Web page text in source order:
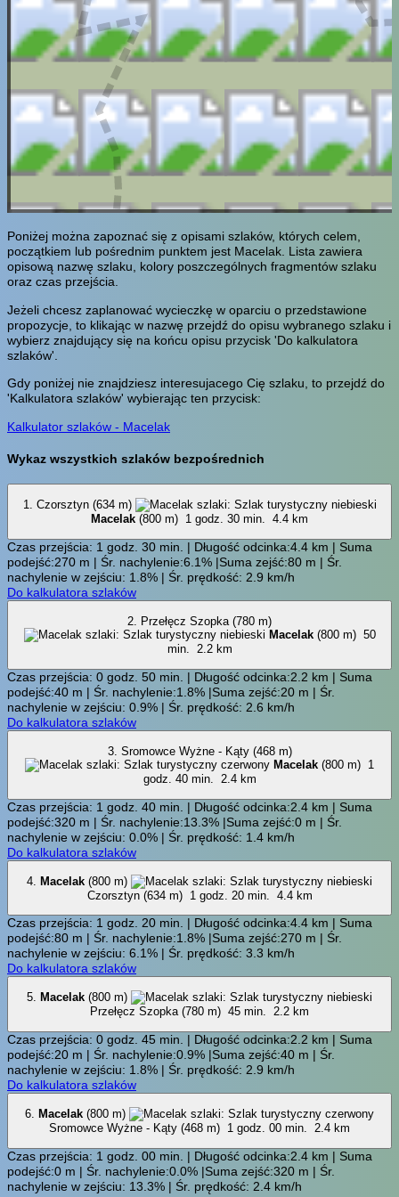
Poniżej można zapoznać się z opisami szlaków, których celem,
początkiem lub pośrednim punktem jest Macelak. Lista zawiera
opisową nazwę szlaku, kolory poszczególnych fragmentów szlaku
oraz czas przejścia.
Jeżeli chcesz zaplanować wycieczkę w oparciu o przedstawione
propozycje, to klikając w nazwę przejdź do opisu wybranego szlaku i
wybierz znajdujący się na końcu opisu przycisk 'Do kalkulatora
szlaków'.
Gdy poniżej nie znajdziesz interesujacego Cię szlaku, to przejdź do
'Kalkulatora szlaków' wybierając ten przycisk:
Kalkulator szlaków - Macelak
Wykaz wszystkich szlaków bezpośrednich
1. Czorsztyn (634 m)
Macelak (800 m) 1 godz. 30 min. 4.4 km
Czas przejścia: 1 godz. 30 min. | Długość odcinka:4.4 km | Suma
podejść:270 m | Śr. nachylenie:6.1% |Suma zejść:80 m | Śr.
nachylenie w zejściu: 1.8% | Śr. prędkość: 2.9 km/h
Do kalkulatora szlaków
Macelak(800 m) 50
min.
2.2 km
Czas przejścia: 0 godz. 50 min. | Długość odcinka:2.2 km | Suma
podejść:40 m | Śr. nachylenie:1.8% |Suma zejść:20 m | Śr.
nachylenie w zejściu: 0.9% | Śr. prędkość: 2.6 km/h
Do kalkulatora szlaków
3. Sromowce Wyżne - Kąty (468 m)
Macelak (800 m) 1
godz. 40 min.
2.4 km
Czas przejścia: 1 godz. 40 min. | Długość odcinka:2.4 km | Suma
podejść:320 m | Śr. nachylenie:13.3% |Suma zejść:0 m | Śr.
nachylenie w zejściu: 0.0% | Śr. prędkość: 1.4 km/h
Do kalkulatora szlaków
4. Macelak (800 m)
Czorsztyn (634 m) 1 godz. 20 min. 4.4 km
Czas przejścia: 1 godz. 20 min. | Długość odcinka:4.4 km | Suma
podejść:80 m | Śr. nachylenie:1.8% |Suma zejść:270 m | Śr.
nachylenie w zejściu: 6.1% | Śr. prędkość: 3.3 km/h
Do kalkulatora szlaków
5. Macelak (800 m)
Przełęcz Szopka (780 m) 45 min. 2.2 km
Czas przejścia: 0 godz. 45 min. | Długość odcinka:2.2 km | Suma
podejść:20 m | Śr. nachylenie:0.9% |Suma zejść:40 m | Śr.
nachylenie w zejściu: 1.8% | Śr. prędkość: 2.9 km/h
Do kalkulatora szlaków
6. Macelak (800 m)
Sromowce Wyżne - Kąty (468 m) 1 godz. 00 min. 2.4 km
Czas przejścia: 1 godz. 00 min. | Długość odcinka:2.4 km | Suma
podejść:0 m | Śr. nachylenie:0.0% |Suma zejść:320 m | Śr.
nachylenie w zejściu: 13.3% | Śr. prędkość: 2.4 km/h